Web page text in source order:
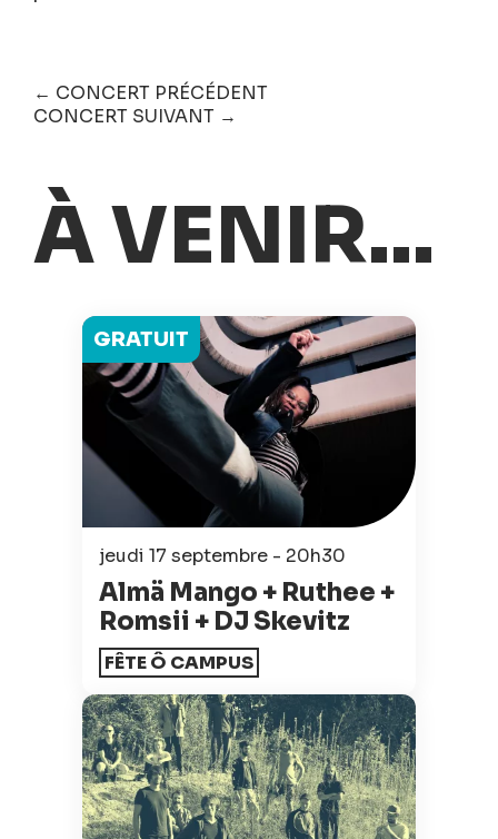
← CONCERT PRÉCÉDENT
CONCERT SUIVANT →
À VENIR...
jeudi 17 septembre - 20h30
Almä Mango + Ruthee +
Romsii + DJ Skevitz
FÊTE Ô CAMPUS
GRATUIT